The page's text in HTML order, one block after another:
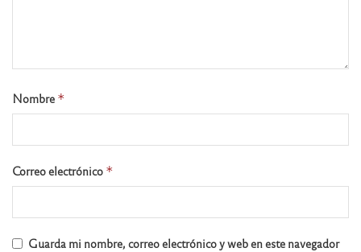
Nombre *
Correo electrónico *
Guarda mi nombre, correo electrónico y web en este navegador